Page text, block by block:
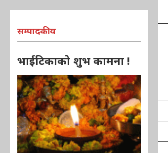
सम्पादकीय
भाईटिकाको शुभ कामना !
यलुङरीमा शव लिन गएको हेलिकप्टर खराब